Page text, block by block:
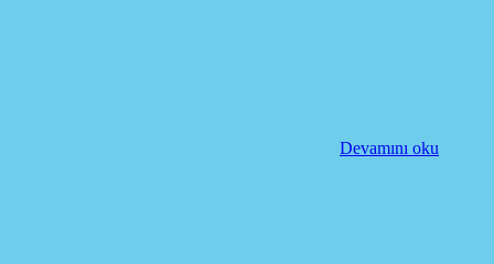
Devamını oku